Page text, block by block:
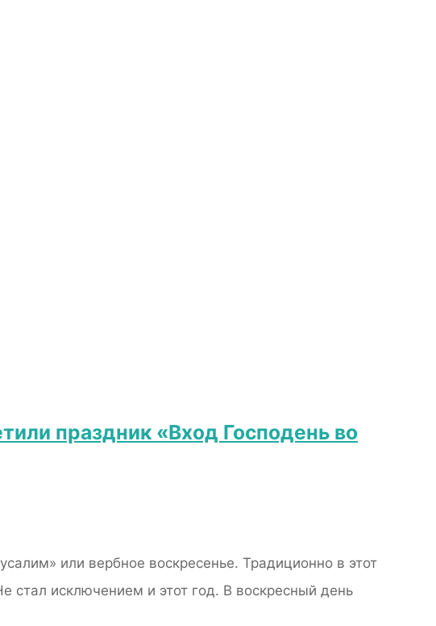
праздник «Вход Господень во
или вербное воскресенье. Традиционно в этот
стал исключением и этот год. В воскресный день